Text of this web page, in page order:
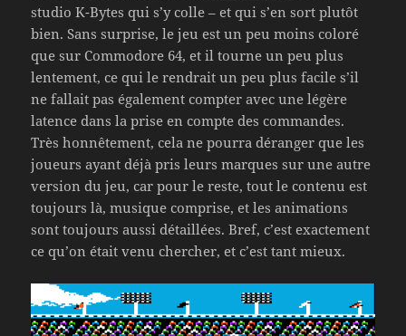
studio K-Bytes qui s’y colle – et qui s’en sort plutôt
bien. Sans surprise, le jeu est un peu moins coloré
que sur Commodore 64, et il tourne un peu plus
lentement, ce qui le rendrait un peu plus facile s’il
ne fallait pas également compter avec une légère
latence dans la prise en compte des commandes.
Très honnêtement, cela ne pourra déranger que les
joueurs ayant déjà pris leurs marques sur une autre
version du jeu, car pour le reste, tout le contenu est
toujours là, musique comprise, et les animations
sont toujours aussi détaillées. Bref, c’est exactement
ce qu’on était venu chercher, et c’est tant mieux.